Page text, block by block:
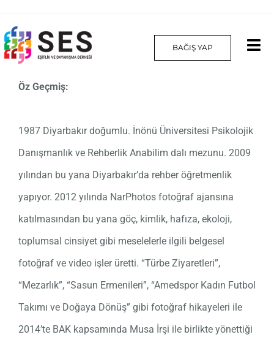
to
content
BAĞIŞ YAP
Hakkımızda
Projelerimiz
Platform
Yılın Kadınları
English
Öz Geçmiş:
1987 Diyarbakır doğumlu. İnönü Üniversitesi Psikolojik
Danışmanlık ve Rehberlik Anabilim dalı mezunu. 2009
yılından bu yana Diyarbakır’da rehber öğretmenlik
yapıyor. 2012 yılında NarPhotos fotoğraf ajansına
katılmasından bu yana göç, kimlik, hafıza, ekoloji,
toplumsal cinsiyet gibi meselelerle ilgili belgesel
fotoğraf ve video işler üretti. “Türbe Ziyaretleri”,
“Mezarlık”, “Sasun Ermenileri”, “Amedspor Kadın Futbol
Takımı ve Doğaya Dönüş” gibi fotoğraf hikayeleri ile
2014’te BAK kapsamında Musa İrşi ile birlikte yönettiği